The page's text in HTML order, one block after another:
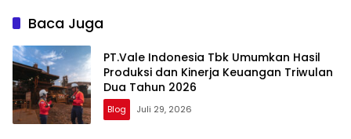
Baca Juga
PT.Vale Indonesia Tbk Umumkan Hasil
Produksi dan Kinerja Keuangan Triwulan
Dua Tahun 2026
Blog Juli 29, 2026